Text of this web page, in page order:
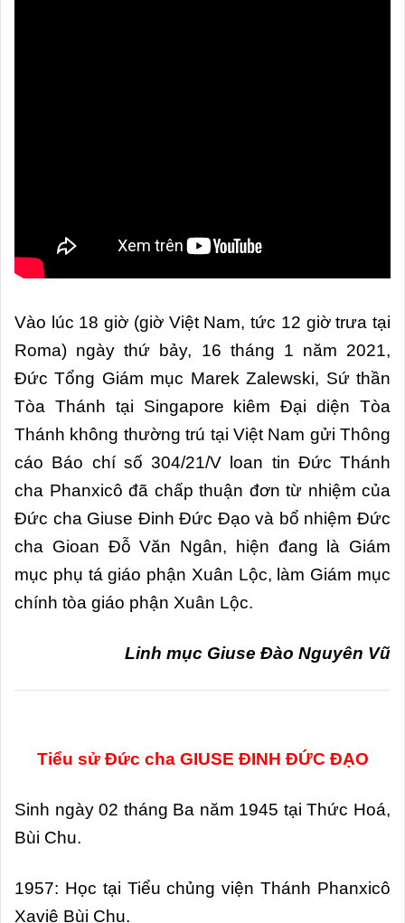
Vào lúc 18 giờ (giờ Việt Nam, tức 12 giờ trưa tại
Roma) ngày thứ bảy, 16 tháng 1 năm 2021,
Đức Tổng Giám mục Marek Zalewski, Sứ thần
Tòa Thánh tại Singapore kiêm Đại diện Tòa
Thánh không thường trú tại Việt Nam gửi Thông
cáo Báo chí số 304/21/V loan tin Đức Thánh
cha Phanxicô đã chấp thuận đơn từ nhiệm của
Đức cha Giuse Đinh Đức Đạo và bổ nhiệm Đức
cha Gioan Đỗ Văn Ngân, hiện đang là Giám
mục phụ tá giáo phận Xuân Lộc, làm Giám mục
chính tòa giáo phận Xuân Lộc.
Linh mục Giuse Đào Nguyên Vũ
Tiểu sử Đức cha GIUSE ĐINH ĐỨC ĐẠO
Sinh ngày 02 tháng Ba năm 1945 tại Thức Hoá,
Bùi Chu.
1957: Học tại Tiểu chủng viện Thánh Phanxicô
Xaviê Bùi Chu.